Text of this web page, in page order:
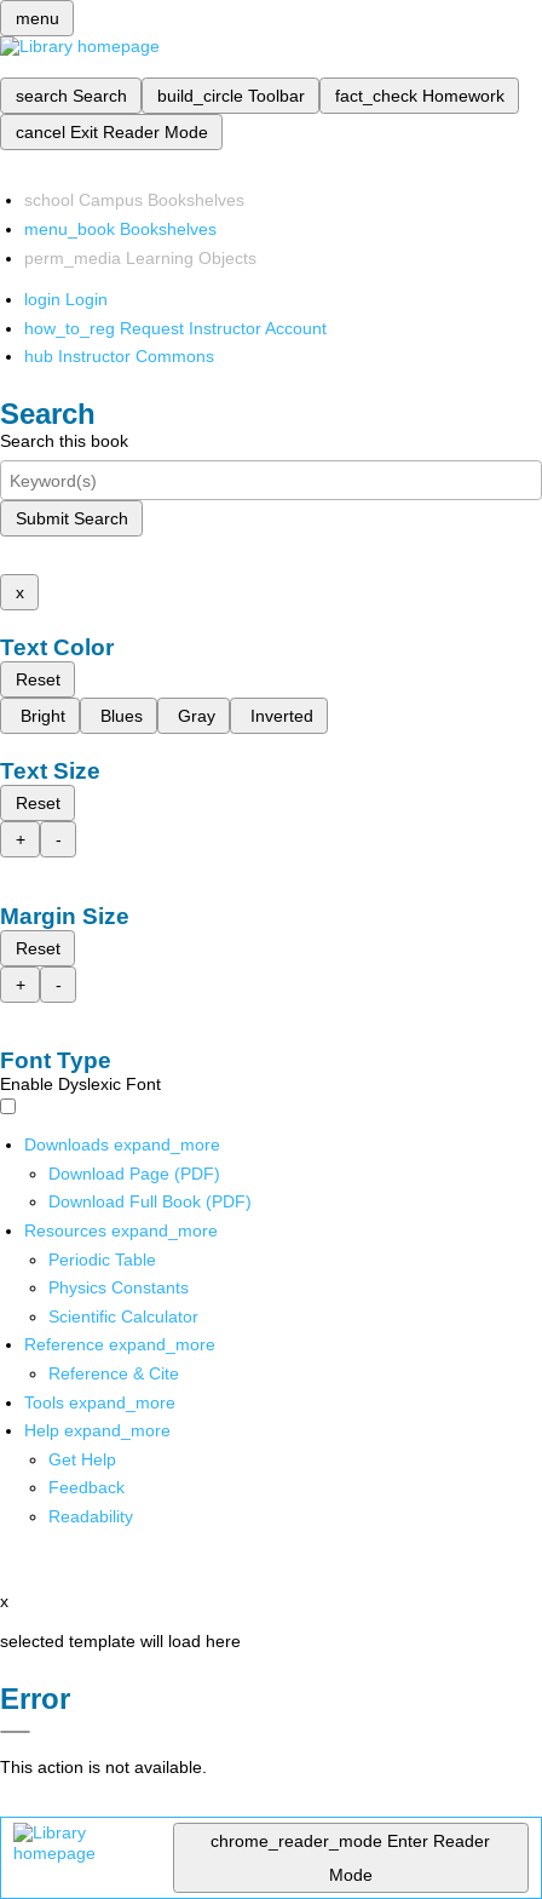
menu
search Search build_circle Toolbar fact_check Homework
cancel Exit Reader Mode
school Campus Bookshelves
menu_book Bookshelves
perm_media Learning Objects
login Login
how_to_reg Request Instructor Account
hub Instructor Commons
Search
Search this book
Submit Search
x
Text Color
Reset
Bright
Blues Gray Inverted
Text Size
Reset
+
-
Margin Size
Reset
+
-
Font Type
Enable Dyslexic Font
Downloads expand_more
Download Page (PDF)
Download Full Book (PDF)
Resources expand_more
Periodic Table
Physics Constants
Scientific Calculator
Reference expand_more
Reference & Cite
Tools expand_more
Help expand_more
Get Help
Feedback
Readability
x
selected template will load here
Error
This action is not available.
chrome_reader_mode Enter Reader
Mode